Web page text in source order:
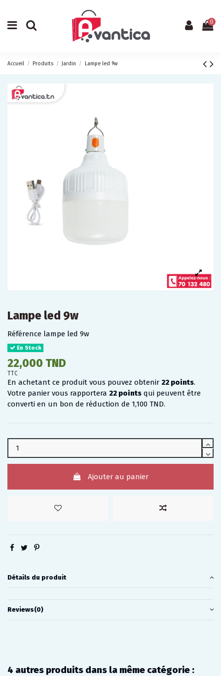
0
Accueil Produits Jardin Lampe led 9w
Lampe led 9w
Référence lampe led 9w
En Stock
22,000 TND
TTC
En achetant ce produit vous pouvez obtenir 22 points.
Votre panier vous rapportera 22 points qui peuvent être
converti en un bon de réduction de 1,100 TND.
Ajouter au panier
Détails du produit
Reviews(0)
4 autres produits dans la même catégorie :